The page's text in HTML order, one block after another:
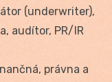
(underwriter),
audítor, PR/IR
právna a